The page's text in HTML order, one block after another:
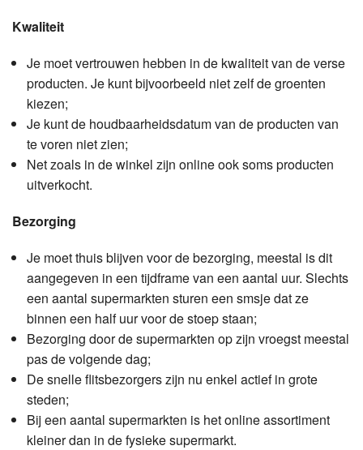
Kwaliteit
Je moet vertrouwen hebben in de kwaliteit van de verse
producten. Je kunt bijvoorbeeld niet zelf de groenten
kiezen;
Je kunt de houdbaarheidsdatum van de producten van
te voren niet zien;
Net zoals in de winkel zijn online ook soms producten
uitverkocht.
Bezorging
Je moet thuis blijven voor de bezorging, meestal is dit
aangegeven in een tijdframe van een aantal uur. Slechts
een aantal supermarkten sturen een smsje dat ze
binnen een half uur voor de stoep staan;
Bezorging door de supermarkten op zijn vroegst meestal
pas de volgende dag;
De snelle flitsbezorgers zijn nu enkel actief in grote
steden;
Bij een aantal supermarkten is het online assortiment
kleiner dan in de fysieke supermarkt.